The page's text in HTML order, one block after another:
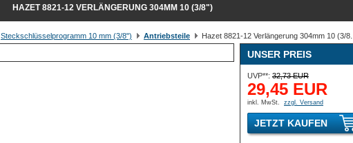
HAZET 8821-12 VERLÄNGERUNG 304MM 10 (3/8")
Steckschlüsselprogramm 10 mm (3/8") Antriebsteile Hazet 8821-12 Verlängerung 304mm 10 (3/8...
UNSER PREIS
UVP**: 32,73 EUR
29,45 EUR
inkl. MwSt. zzgl. Versand
JETZT KAUFEN